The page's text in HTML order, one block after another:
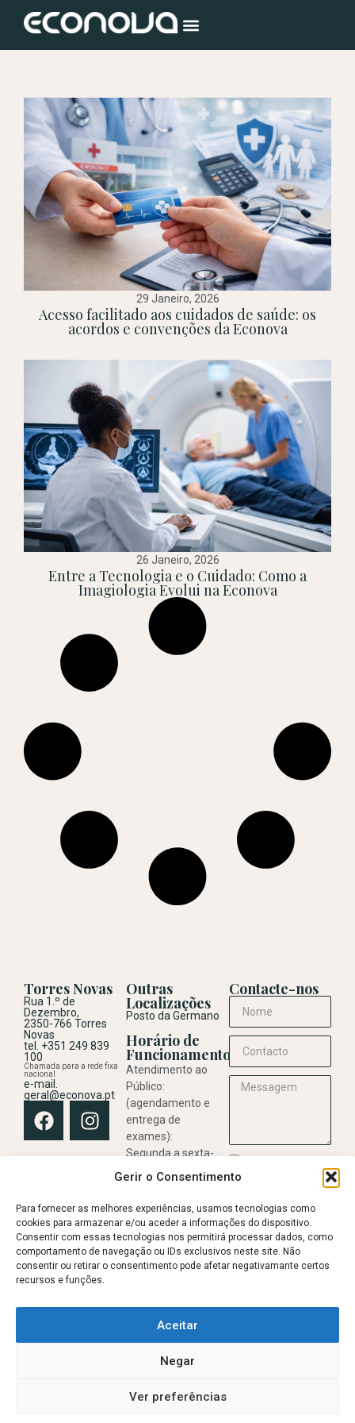
Gerir o Consentimento
Para fornecer as melhores experiências, usamos tecnologias como
cookies para armazenar e/ou aceder a informações do dispositivo.
Consentir com essas tecnologias nos permitirá processar dados, como
comportamento de navegação ou IDs exclusivos neste site. Não
consentir ou retirar o consentimento pode afetar negativamante certos
recursos e funções.
Aceitar
Negar
Ver preferências
29 Janeiro, 2026
Acesso facilitado aos cuidados de saúde: os
acordos e convenções da Econova
26 Janeiro, 2026
Entre a Tecnologia e o Cuidado: Como a
Imagiologia Evolui na Econova
Torres Novas
Rua 1.º de
Dezembro,
2350-766 Torres
Novas
tel. +351 249 839
100
Chamada para a rede fixa
nacional
e-mail.
geral@econova.pt
Outras
Localizações
Posto da Germano
Horário de
Funcionamento
Atendimento ao
Público:
(agendamento e
entrega de
exames):
Segunda a sexta-
feira,
13:00h e das 14:00h
às 18:00h
Realização de
Exames:
Contacte-nos
Política de
ENVIAR
Livro de reclamações
Política de privacidade
Política de Cookies (UE)